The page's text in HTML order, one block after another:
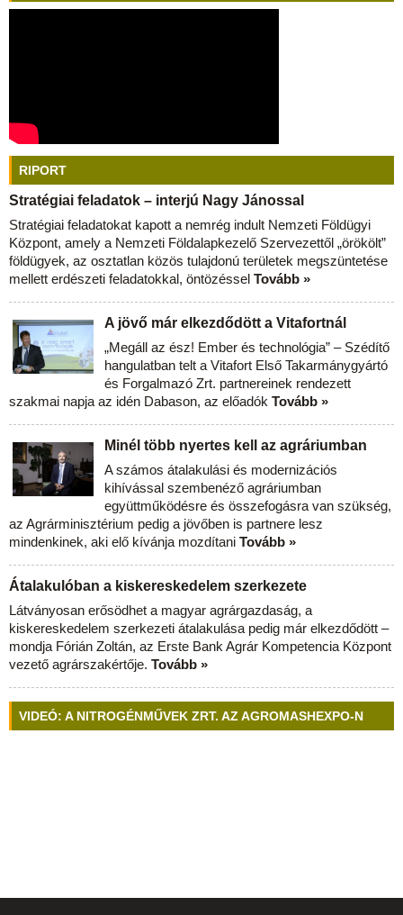
RIPORT
Stratégiai feladatok – interjú Nagy Jánossal
Stratégiai feladatokat kapott a nemrég indult Nemzeti Földügyi
Központ, amely a Nemzeti Földalapkezelő Szervezettől „örökölt”
földügyek, az osztatlan közös tulajdonú területek megszüntetése
mellett erdészeti feladatokkal, öntözéssel Tovább »
A jövő már elkezdődött a Vitafortnál
„Megáll az ész! Ember és technológia” – Szédítő
hangulatban telt a Vitafort Első Takarmánygyártó
és Forgalmazó Zrt. partnereinek rendezett
szakmai napja az idén Dabason, az előadók Tovább »
Minél több nyertes kell az agráriumban
A számos átalakulási és modernizációs
kihívással szembenéző agráriumban
együttműködésre és összefogásra van szükség,
az Agrárminisztérium pedig a jövőben is partnere lesz
mindenkinek, aki elő kívánja mozdítani Tovább »
Átalakulóban a kiskereskedelem szerkezete
Látványosan erősödhet a magyar agrárgazdaság, a
kiskereskedelem szerkezeti átalakulása pedig már elkezdődött –
mondja Fórián Zoltán, az Erste Bank Agrár Kompetencia Központ
vezető agrárszakértője. Tovább »
VIDEÓ: A NITROGÉNMŰVEK ZRT. AZ AGROMASHEXPO-N